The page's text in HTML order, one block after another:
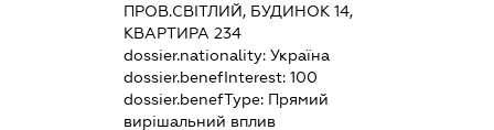
ПРОВ.СВІТЛИЙ, БУДИНОК 14,
КВАРТИРА 234
dossier.nationality: Україна
dossier.benefInterest: 100
dossier.benefType: Прямий
вирішальний вплив